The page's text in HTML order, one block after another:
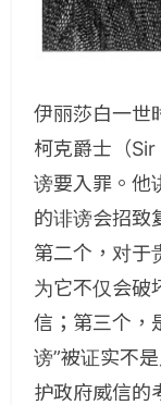
伊丽莎白一世
柯克爵士（
谤要入罪。他
的诽谤会招致
第二个，对于
为它不仅会破
信；第三个，
谤”被证实不
护政府威信的